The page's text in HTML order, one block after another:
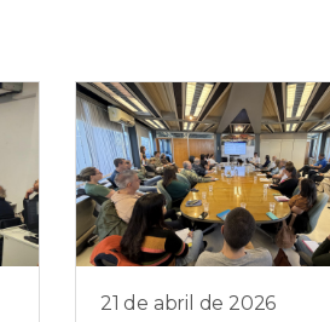
21 de abril de 2026